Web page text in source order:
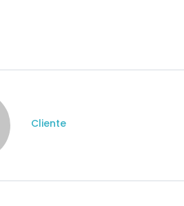
Cliente